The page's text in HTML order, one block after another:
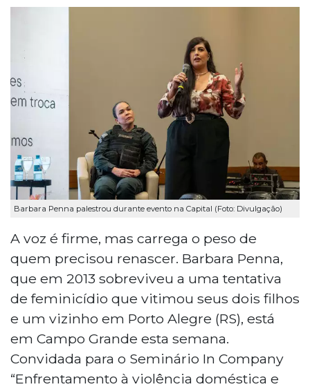
Barbara Penna palestrou durante evento na Capital (Foto: Divulgação)
A voz é firme, mas carrega o peso de
quem precisou renascer. Barbara Penna,
que em 2013 sobreviveu a uma tentativa
de feminicídio que vitimou seus dois filhos
e um vizinho em Porto Alegre (RS), está
em Campo Grande esta semana.
Convidada para o Seminário In Company
“Enfrentamento à violência doméstica e